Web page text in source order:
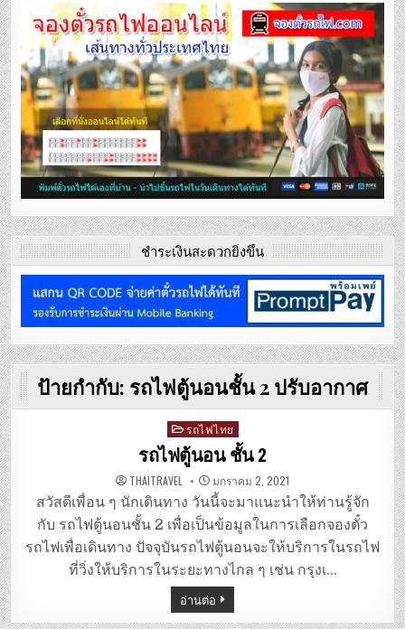
ชำระเงินสะดวกยิ่งขึ้น
ป้ายกำกับ: รถไฟตู้นอนชั้น 2 ปรับอากาศ
Posted
in
รถไฟไทย
รถไฟตู้นอน ชั้น 2
THAITRAVEL มกราคม 2, 2021
สวัสดีเพื่อน ๆ นักเดินทาง วันนี้จะมาแนะนำให้ท่านรู้จัก
กับ รถไฟตู้นอนชั้น 2 เพื่อเป็นข้อมูลในการเลือกจองตั๋ว
รถไฟเพื่อเดินทาง ปัจจุบันรถไฟตู้นอนจะให้บริการในรถไฟ
ที่วิ่งให้บริการในระยะทางไกล ๆ เช่น กรุงเ…
อ่านต่อ